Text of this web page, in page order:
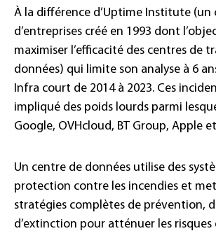
À la différence d’Uptime Institute (un
d’entreprises créé en 1993 dont
maximiser l’efficacité des centres de
données) qui limite son analyse à 6
Infra court de 2014 à 2023. Ces
impliqué des poids lourds parmi
Google, OVHcloud, BT Group, Apple
Un centre de données utilise des
protection contre les incendies et
stratégies complètes de prévention,
d’extinction pour atténuer les risques